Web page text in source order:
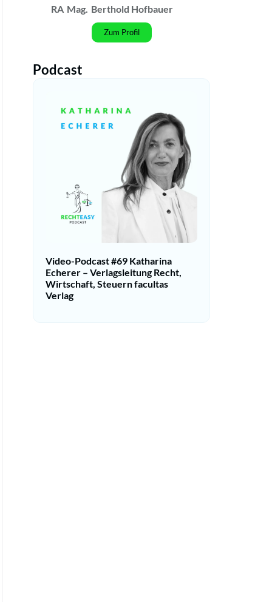
RA Mag. Berthold Hofbauer
Zum Profil
Podcast
Video-Podcast #69 Katharina
Echerer – Verlagsleitung Recht,
Wirtschaft, Steuern facultas
Verlag